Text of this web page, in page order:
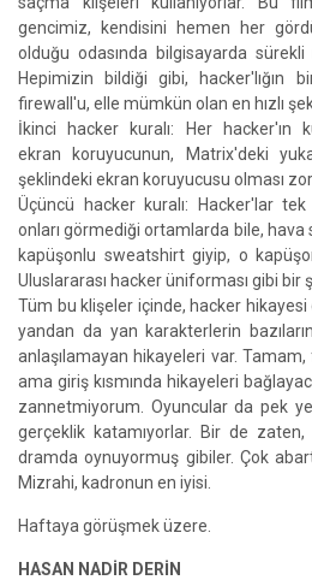
gencimiz, kendisini hemen her
olduğu odasında bilgisayarda
Hepimizin bildiği gibi, hacker'lığın
firewall'u, elle mümkün olan en hızlı
İkinci hacker kuralı: Her hacker'ın
ekran koruyucunun, Matrix'deki
şeklindeki ekran koruyucusu olması
Üçüncü hacker kuralı: Hacker'lar tek
onları görmediği ortamlarda bile, hava
kapüşonlu sweatshirt giyip, o
Uluslararası hacker üniforması gibi bir
Tüm bu klişeler içinde, hacker
yandan da yan karakterlerin
anlaşılamayan hikayeleri var.
ama giriş kısmında hikayeleri
zannetmiyorum. Oyuncular da pek
gerçeklik katamıyorlar. Bir de zaten,
dramda oynuyormuş gibiler. Çok
Mizrahi, kadronun en iyisi.
Haftaya görüşmek üzere.
HASAN NADİR DERİN